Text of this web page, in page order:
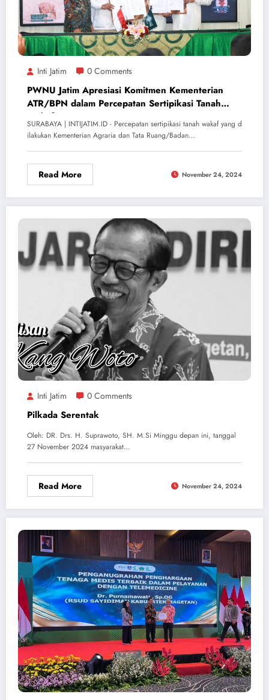
Inti Jatim 0 Comments
PWNU Jatim Apresiasi Komitmen Kementerian
ATR/BPN dalam Percepatan Sertipikasi Tanah
Wakaf
SURABAYA | INTIJATIM.ID - Percepatan sertipikasi tanah wakaf yang d
ilakukan Kementerian Agraria dan Tata Ruang/Badan…
Read More November 24, 2024
Inti Jatim 0 Comments
Pilkada Serentak
Oleh: DR. Drs. H. Suprawoto, SH. M.Si Minggu depan ini, tanggal
27 November 2024 masyarakat…
Read More November 24, 2024